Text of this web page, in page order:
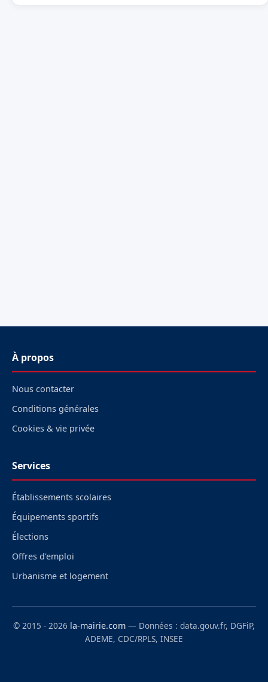
À propos
Nous contacter
Conditions générales
Cookies & vie privée
Services
Établissements scolaires
Équipements sportifs
Élections
Offres d'emploi
Urbanisme et logement
© 2015 - 2026 la-mairie.com — Données : data.gouv.fr, DGFiP,
ADEME, CDC/RPLS, INSEE